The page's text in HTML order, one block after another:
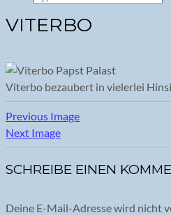
VITERBO
Viterbo bezaubert in vielerlei
Previous Image
Next Image
SCHREIBE EINEN
Deine E-Mail-Adresse wird nicht